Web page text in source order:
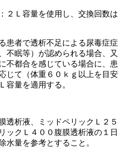
２Ｌ容量を使用し、交換回数は
患者で透析不足による尿毒症症
不眠等）が認められる場合、又
不都合を感じている場合に、患
じて（体重６０ｋｇ以上を目安
容量を適用する。
透析液、ミッドペリックＬ２５
ックＬ４００腹膜透析液の１日
水量を参考とすること。